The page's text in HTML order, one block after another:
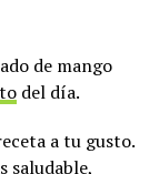
de mango
del día.
a tu gusto.
saludable,